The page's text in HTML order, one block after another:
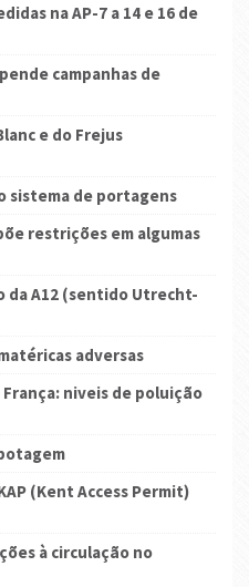
na AP-7 a 14 e 16 de
campanhas de
e do Frejus
sistema de portagens
restrições em algumas
da A12 (sentido Utrecht-
adversas
niveis de poluição
(Kent Access Permit)
à circulação no